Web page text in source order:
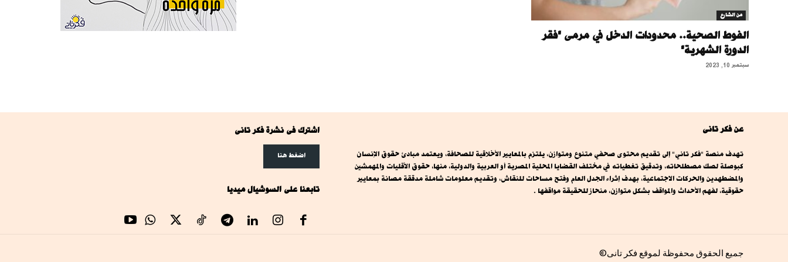
من الشارع
الفوط الصحية.. محدودات الدخل في مرمى "فقر
الدورة الشهرية"
سبتمبر 10, 2023
عن فكر تانى
تهدف منصة "فكر تاني" إلى تقديم محتوى صحفي متنوع ومتوازن، يلتزم بالمعايير الأخلاقية للصحافة، ويعتمد مبادئ حقوق الإنسان
كبوصلة لصك مصطلحاته، وتدقيق تغطياته في مختلف القضايا المحلية المصرية أو العربية والدولية، منها، حقوق الأقليات والمهمشين
والمضطهدين والحركات الاجتماعية، بهدف إثراء الجدل العام وفتح مساحات للنقاش، وتقديم معلومات شاملة مدققة مصانة بمعايير
حقوقية، لفهم الأحداث والمواقف بشكل متوازن، منحاز للحقيقة مواقفها .
اشترك فى نشرة فكر تانى
اضغط هنا
تابعنا على السوشيال ميديا
جميع الحقوق محفوظة لموقع فكر تانى©